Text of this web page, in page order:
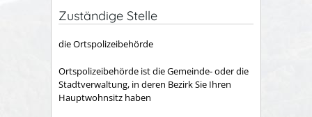
Zuständige Stelle
die Ortspolizeibehörde
Ortspolizeibehörde ist die Gemeinde- oder die
Stadtverwaltung, in deren Bezirk Sie Ihren
Hauptwohnsitz haben